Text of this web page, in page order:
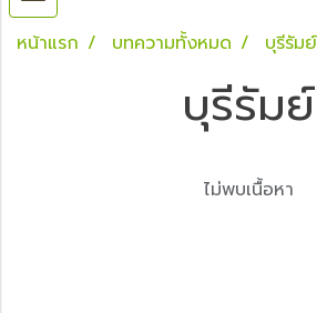
หน้าแรก บทความทั้งหมด บุรีรัมย์
บุรีรัมย์
ไม่พบเนื้อหา